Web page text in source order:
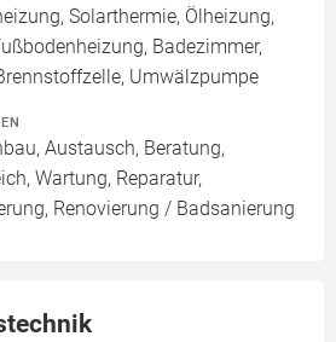
Solarthermie, Ölheizung,
Badezimmer,
Umwälzpumpe
Austausch, Beratung,
Wartung, Reparatur,
Renovierung / Badsanierung